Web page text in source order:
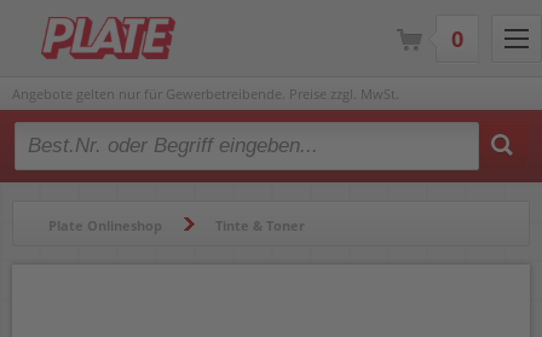
Angebote gelten nur für Gewerbetreibende. Preise zzgl. MwSt.
Type 2 or more characters for results.
Plate Onlineshop Tinte & Toner
0